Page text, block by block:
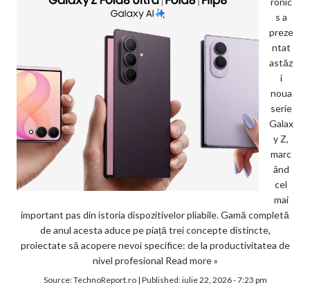
s a
preze
ntat
astăz
i
noua
serie
Galax
y Z,
marc
ând
cel
mai
important pas din istoria dispozitivelor pliabile. Gamă completă
de anul acesta aduce pe piață trei concepte distincte,
proiectate să acopere nevoi specifice: de la productivitatea de
nivel profesional Read more »
Source:TechnoReport.ro| Published:iulie 22, 2026 - 7:23 pm